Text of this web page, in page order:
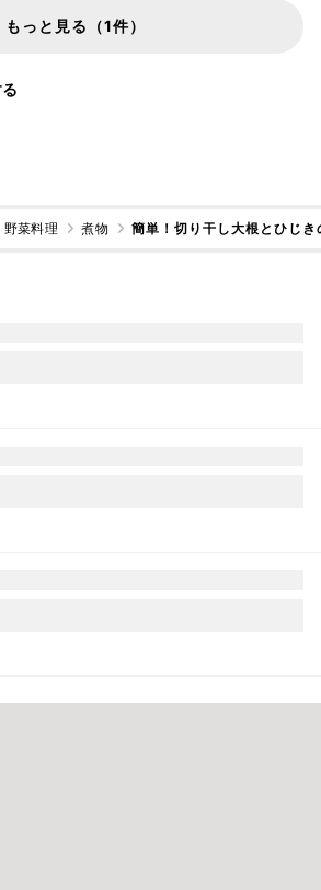
もっと見る（1件）
野菜料理 煮物 簡単！切り干し大根とひじ